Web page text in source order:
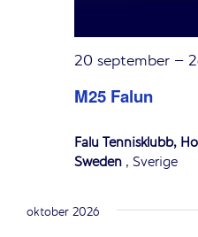
M25 Falun
20 september –
Falu Tennisklubb,
Sweden , Sverige
oktober 2026